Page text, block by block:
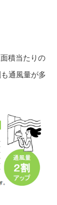
積当たりの
通風量が多